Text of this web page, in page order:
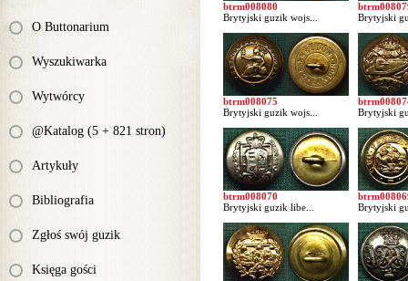
O Buttonarium
Wyszukiwarka
Wytwórcy
@Katalog (5 + 821 stron)
Artykuły
Bibliografia
Zgłoś swój guzik
Księga gości
btrm008080
Brytyjski guzik wojs...
Brytyjski
btrm008075
Brytyjski guzik wojs...
Brytyjski
btrm008070
Brytyjski guzik libe...
Brytyjski